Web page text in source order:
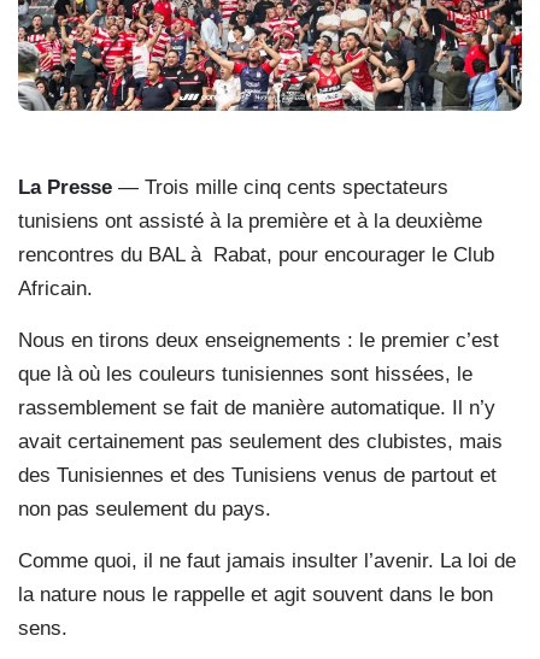
La Presse — Trois mille cinq cents spectateurs
tunisiens ont assisté à la première et à la deuxième
rencontres du BAL à Rabat, pour encourager le Club
Africain.
Nous en tirons deux enseignements : le premier c’est
que là où les couleurs tunisiennes sont hissées, le
rassemblement se fait de manière automatique. Il n’y
avait certainement pas seulement des clubistes, mais
des Tunisiennes et des Tunisiens venus de partout et
non pas seulement du pays.
Comme quoi, il ne faut jamais insulter l’avenir. La loi de
la nature nous le rappelle et agit souvent dans le bon
sens.